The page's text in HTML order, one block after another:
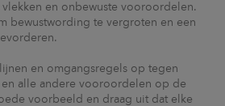
en onbewuste vooroordelen.
bewustwording te vergroten en een
en omgangsregels op tegen
en alle andere vooroordelen op de
voorbeeld en draag uit dat elke